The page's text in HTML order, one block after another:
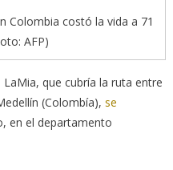
Colombia costó la vida a 71
AFP)
que cubría la ruta entre
(Colombía), se
en el departamento